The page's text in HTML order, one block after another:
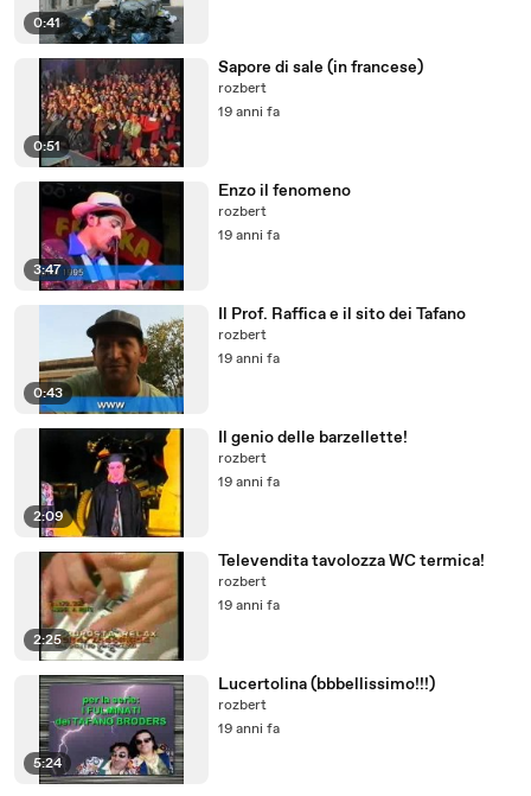
0:41
0:51
Sapore di sale (in francese)
rozbert
19 anni fa
3:47
Enzo il fenomeno
rozbert
19 anni fa
0:43
Il Prof. Raffica e il sito dei Tafano
rozbert
19 anni fa
2:09
Il genio delle barzellette!
rozbert
19 anni fa
2:25
Televendita tavolozza WC termica!
rozbert
19 anni fa
5:24
Lucertolina (bbbellissimo!!!)
rozbert
19 anni fa